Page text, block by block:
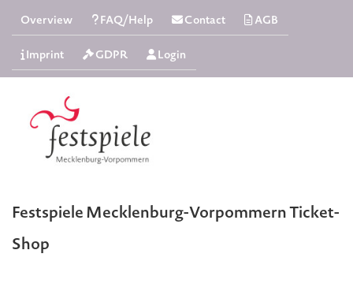
Overview FAQ/Help Contact AGB
Imprint GDPR Login
Festspiele Mecklenburg-Vorpommern Ticket-
Shop